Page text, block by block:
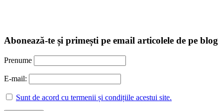
Abonează-te și primești pe email articolele de pe blog
Prenume
E-mail:
Sunt de acord cu termenii și condițiile acestui site.